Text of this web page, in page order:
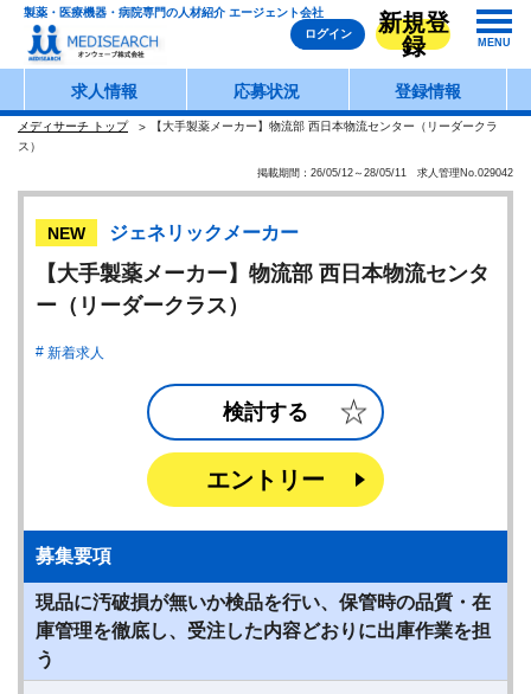
製薬・医療機器・病院専門の人材紹介 エージェント会社
ログイン
新規登
録
MENU
求人情報 応募状況 登録情報
メディサーチ トップ
【大手製薬メーカー】物流部 西日本物流センター（リーダークラ
ス）
掲載期間：26/05/12～28/05/11 求人管理No.029042
NEW ジェネリックメーカー
【大手製薬メーカー】物流部 西日本物流センタ
ー（リーダークラス）
新着求人
検討する
エントリー
募集要項
現品に汚破損が無いか検品を行い、保管時の品質・在
庫管理を徹底し、受注した内容どおりに出庫作業を担
う